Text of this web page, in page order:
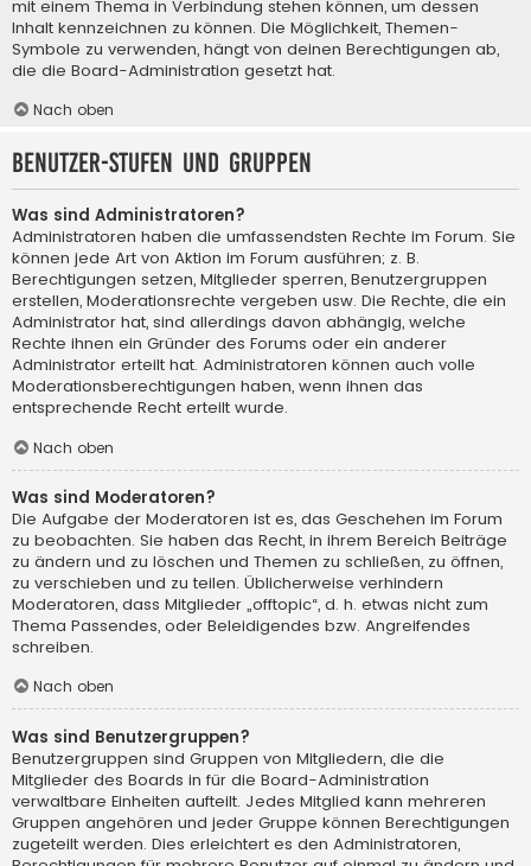
mit einem Thema in Verbindung stehen können, um dessen
Inhalt kennzeichnen zu können. Die Möglichkeit, Themen-
Symbole zu verwenden, hängt von deinen Berechtigungen ab,
die die Board-Administration gesetzt hat.
Nach oben
Benutzer-Stufen und Gruppen
Was sind Administratoren?
Administratoren haben die umfassendsten Rechte im Forum. Sie
können jede Art von Aktion im Forum ausführen; z. B.
Berechtigungen setzen, Mitglieder sperren, Benutzergruppen
erstellen, Moderationsrechte vergeben usw. Die Rechte, die ein
Administrator hat, sind allerdings davon abhängig, welche
Rechte ihnen ein Gründer des Forums oder ein anderer
Administrator erteilt hat. Administratoren können auch volle
Moderationsberechtigungen haben, wenn ihnen das
entsprechende Recht erteilt wurde.
Nach oben
Was sind Moderatoren?
Die Aufgabe der Moderatoren ist es, das Geschehen im Forum
zu beobachten. Sie haben das Recht, in ihrem Bereich Beiträge
zu ändern und zu löschen und Themen zu schließen, zu öffnen,
zu verschieben und zu teilen. Üblicherweise verhindern
Moderatoren, dass Mitglieder „offtopic“, d. h. etwas nicht zum
Thema Passendes, oder Beleidigendes bzw. Angreifendes
schreiben.
Nach oben
Was sind Benutzergruppen?
Benutzergruppen sind Gruppen von Mitgliedern, die die
Mitglieder des Boards in für die Board-Administration
verwaltbare Einheiten aufteilt. Jedes Mitglied kann mehreren
Gruppen angehören und jeder Gruppe können Berechtigungen
zugeteilt werden. Dies erleichtert es den Administratoren,